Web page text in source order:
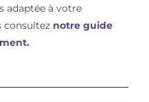
adaptée à votre
consulteznotre guide